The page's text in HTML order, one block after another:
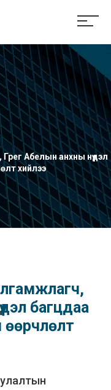
Абелын анхны нүүдэл
хийлээ
багцдаа